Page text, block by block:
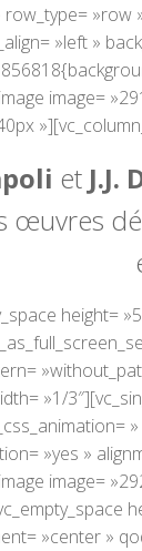
»row
»left »
image=
et J.J.
œuvres
height=
»1/
»yes »
image=
»center »